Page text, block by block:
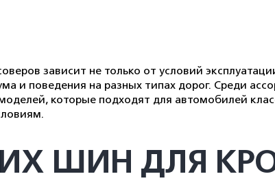
зависит не только от условий
и поведения на разных типах дорог. Среди
которые подходят для автомобилей
ШИН ДЛЯ